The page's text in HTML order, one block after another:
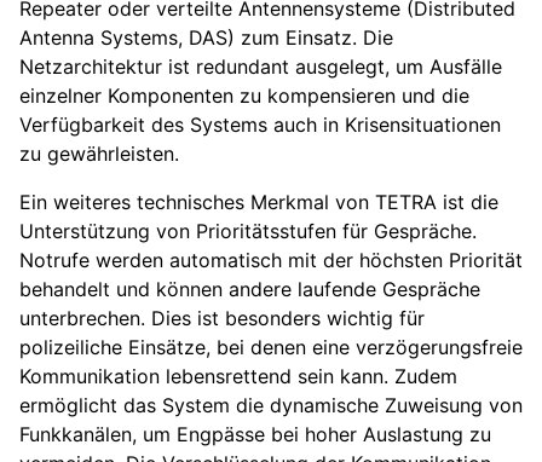
Repeater oder verteilte Antennensysteme (Distributed
Antenna Systems, DAS) zum Einsatz. Die
Netzarchitektur ist redundant ausgelegt, um Ausfälle
einzelner Komponenten zu kompensieren und die
Verfügbarkeit des Systems auch in Krisensituationen
zu gewährleisten.
Ein weiteres technisches Merkmal von TETRA ist die
Unterstützung von Prioritätsstufen für Gespräche.
Notrufe werden automatisch mit der höchsten Priorität
behandelt und können andere laufende Gespräche
unterbrechen. Dies ist besonders wichtig für
polizeiliche Einsätze, bei denen eine verzögerungsfreie
Kommunikation lebensrettend sein kann. Zudem
ermöglicht das System die dynamische Zuweisung von
Funkkanälen, um Engpässe bei hoher Auslastung zu